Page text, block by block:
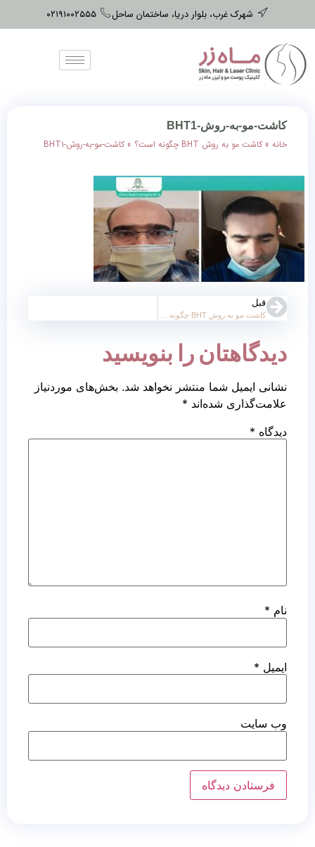
شهرک غرب، بلوار دریا، ساختمان ساحل ۰۲۱۹۱۰۰۲۵۵۵
کاشت-مو-به-روش-BHT1
خانه »کاشت مو به روش BHT چگونه است؟ »کاشت-مو-به-روش-BHT1
قبل
دیدگاهتان را بنویسید
نشانی ایمیل شما منتشر نخواهد شد. بخش‌های موردنیاز
علامت‌گذاری شده‌اند *
دیدگاه *
نام *
ایمیل *
وب‌ سایت